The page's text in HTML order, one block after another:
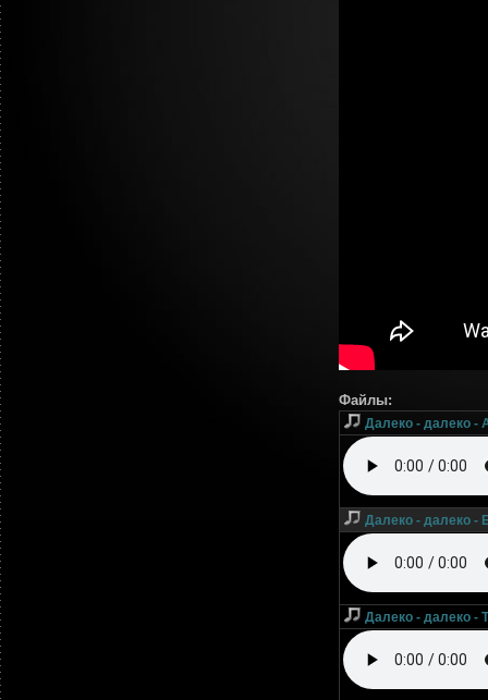
Файлы:
Далеко - далеко -
Далеко - далеко -
Далеко - далеко -